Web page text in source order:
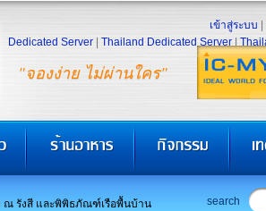
"จองง่าย ไม่ผ่านใคร"
เข้าสู่ระบบ
Dedicated Server
Thailand Dedicated Server
ณ รังสี และพิพิธภัณฑ์เรือพื้นบ้าน search